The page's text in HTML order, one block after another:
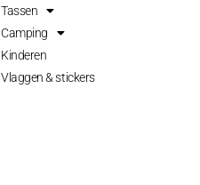
Tassen
Camping
Kinderen
Vlaggen & stickers